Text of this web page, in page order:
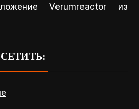
Verumreactor из